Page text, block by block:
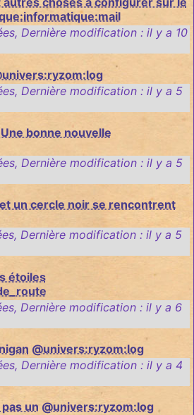
, Dernière modification : il y a 10
, Dernière modification : il y a 5
bonne nouvelle
, Dernière modification : il y a 5
un cercle noir se rencontrent
, Dernière modification : il y a 5
étoiles
, Dernière modification : il y a 6
@univers:ryzom:log
, Dernière modification : il y a 4
un @univers:ryzom:log